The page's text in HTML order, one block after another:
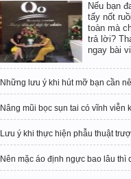
Nếu bạn
tẩy nốt
toàn mà
trả lời?
ngay bài
Những lưu ý khi hút mỡ bạn cần
Nâng mũi bọc sụn tai có vĩnh viễn
Lưu ý khi thực hiện phẫu thuật
Nên mặc áo định ngực bao lâu thì